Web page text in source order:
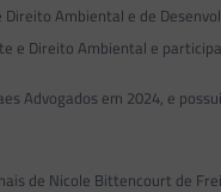
Direito Ambiental e de
e Direito Ambiental e
Advogados em 2024, e
de Nicole Bittencourt de